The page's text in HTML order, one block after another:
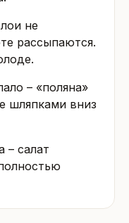
не
рассыпаются.
– «поляна»
шляпками вниз
– салат